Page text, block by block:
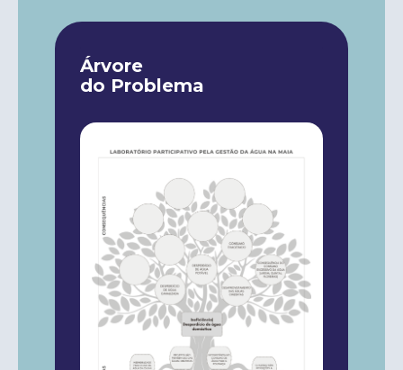
Árvore
do Problema